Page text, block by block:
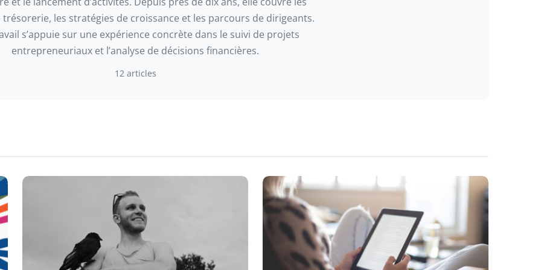
trésorerie, les stratégies de croissance et les parcours de dirigeants.
s’appuie sur une expérience concrète dans le suivi de projets
entrepreneuriaux et l’analyse de décisions financières.
12 articles